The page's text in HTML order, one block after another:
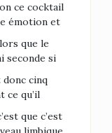
ce cocktail
émotion et
que le
seconde si
donc cinq
ce qu’il
que c’est